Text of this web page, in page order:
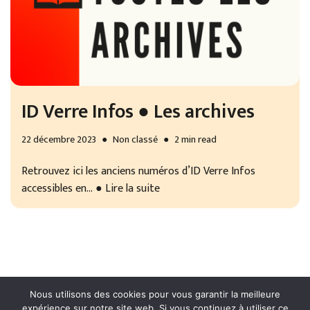
ID Verre Infos ● Les archives
22 décembre 2023 Non classé 2 min read
Retrouvez ici les anciens numéros d’ID Verre Infos
accessibles en… ● Lire la suite
Nous utilisons des cookies pour vous garantir la meilleure